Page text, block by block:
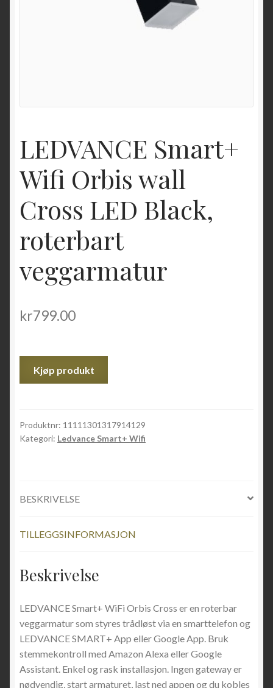
LEDVANCE Smart+
Wifi Orbis wall
Cross LED Black,
roterbart
veggarmatur
kr799.00
Kjøp produkt
Produktnr: 11111301317914129
Kategori: Ledvance Smart+ Wifi
BESKRIVELSE
TILLEGGSINFORMASJON
Beskrivelse
LEDVANCE Smart+ WiFi Orbis Cross er en roterbar
veggarmatur som styres trådløst via en smarttelefon og
LEDVANCE SMART+ App eller Google App. Bruk
stemmekontroll med Amazon Alexa eller Google
Assistant. Enkel og rask installasjon. Ingen gateway er
nødvendig, start armaturet, last ned appen og du kobles